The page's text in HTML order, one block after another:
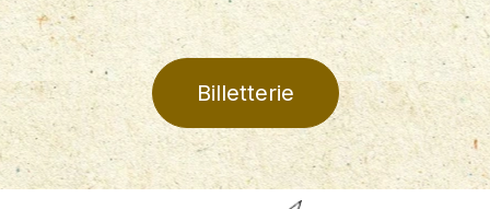
Billetterie